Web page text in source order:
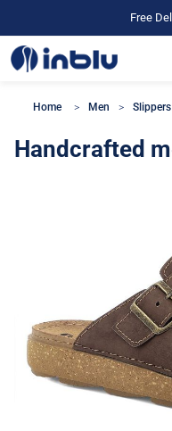
Free
Home Men Slippers
Handcrafted